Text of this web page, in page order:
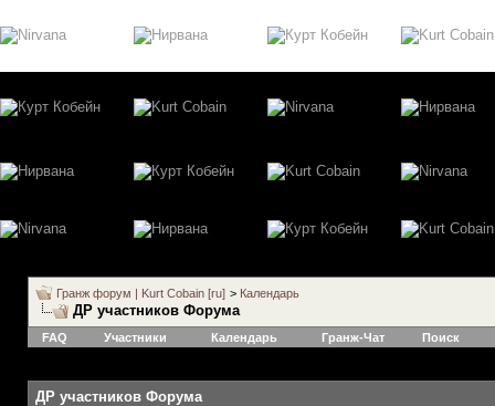
Гранж форум | Kurt Cobain [ru] > Календарь
ДР участников Форума
FAQ Участники Календарь Гранж-Чат Поиск
ДР участников Форума